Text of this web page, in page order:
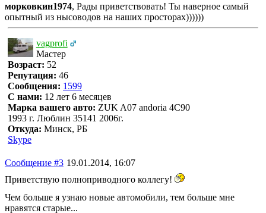
морковкин1974, Рады приветствовать! Ты наверное самый
опытный из нысоводов на наших просторах))))))
vagprofi
Мастер
Возраст: 52
Репутация: 46
Сообщения: 1599
С нами: 12 лет 6 месяцев
Марка вашего авто: ZUK A07 andoria 4C90
1993 г. Люблин 35141 2006г.
Откуда: Минск, РБ
Skype
Сообщение #3 19.01.2014, 16:07
Приветствую полноприводного коллегу!
Чем больше я узнаю новые автомобили, тем больше мне
нравятся старые...